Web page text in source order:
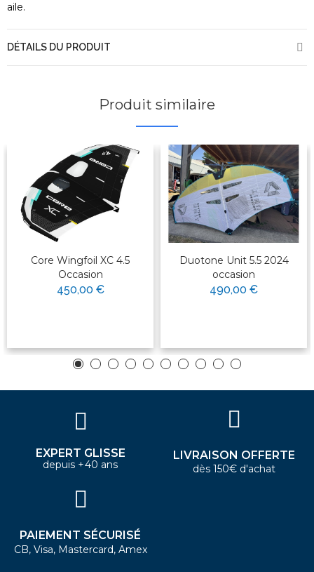
aile.
DÉTAILS DU PRODUIT
Produit similaire
Core Wingfoil XC 4.5
Occasion
450,00 €
Duotone Unit 5.5 2024
occasion
490,00 €
EXPERT GLISSE
depuis +40 ans
LIVRAISON OFFERTE
dès 150€ d'achat
PAIEMENT SÉCURISÉ
CB, Visa, Mastercard, Amex